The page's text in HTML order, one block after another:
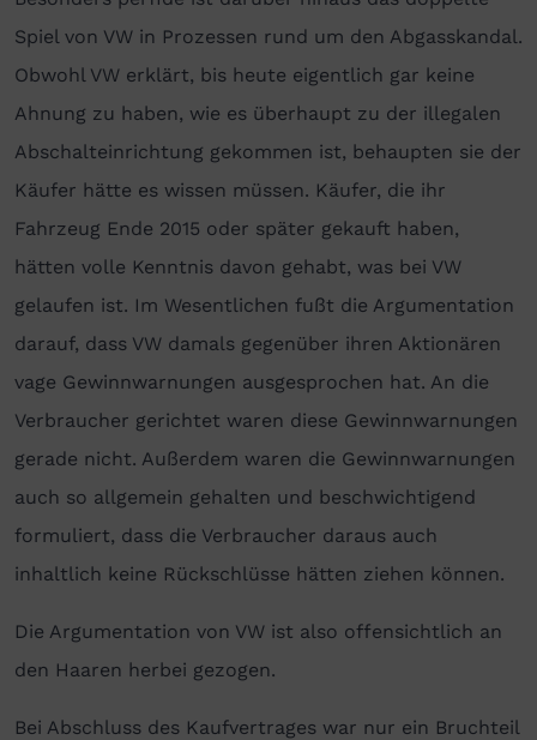
Spiel von VW in Prozessen rund um den Abgasskandal.
Obwohl VW erklärt, bis heute eigentlich gar keine
Ahnung zu haben, wie es überhaupt zu der illegalen
Abschalteinrichtung gekommen ist, behaupten sie der
Käufer hätte es wissen müssen. Käufer, die ihr
Fahrzeug Ende 2015 oder später gekauft haben,
hätten volle Kenntnis davon gehabt, was bei VW
gelaufen ist. Im Wesentlichen fußt die Argumentation
darauf, dass VW damals gegenüber ihren Aktionären
vage Gewinnwarnungen ausgesprochen hat. An die
Verbraucher gerichtet waren diese Gewinnwarnungen
gerade nicht. Außerdem waren die Gewinnwarnungen
auch so allgemein gehalten und beschwichtigend
formuliert, dass die Verbraucher daraus auch
inhaltlich keine Rückschlüsse hätten ziehen können.
Die Argumentation von VW ist also offensichtlich an
den Haaren herbei gezogen.
Bei Abschluss des Kaufvertrages war nur ein Bruchteil